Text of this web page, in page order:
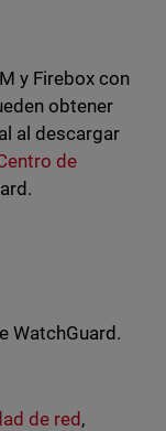
y Firebox con
obtener
al descargar
de
WatchGuard.
de red,